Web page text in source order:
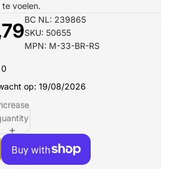
voelen.
BC NL: 239865
SKU: 50655
MPN: M-33-BR-RS
op: 19/08/2026